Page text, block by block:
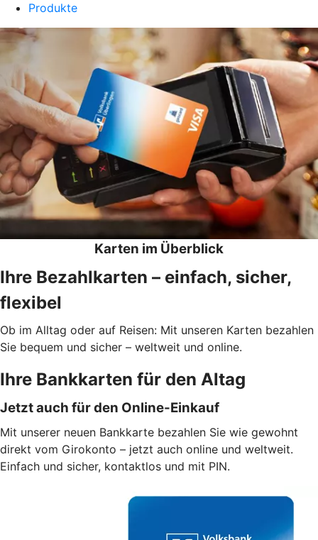
Produkte
Karten im Überblick
Ihre Bezahlkarten – einfach, sicher,
flexibel
Ob im Alltag oder auf Reisen: Mit unseren Karten bezahlen
Sie bequem und sicher – weltweit und online.
Ihre Bankkarten für den Altag
Jetzt auch für den Online-Einkauf
Mit unserer neuen Bankkarte bezahlen Sie wie gewohnt
direkt vom Girokonto – jetzt auch online und weltweit.
Einfach und sicher, kontaktlos und mit PIN.